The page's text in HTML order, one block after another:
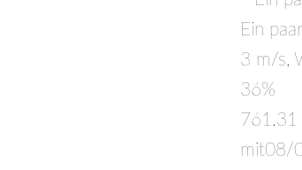
Ein
3 m/s,
36%
mit08/